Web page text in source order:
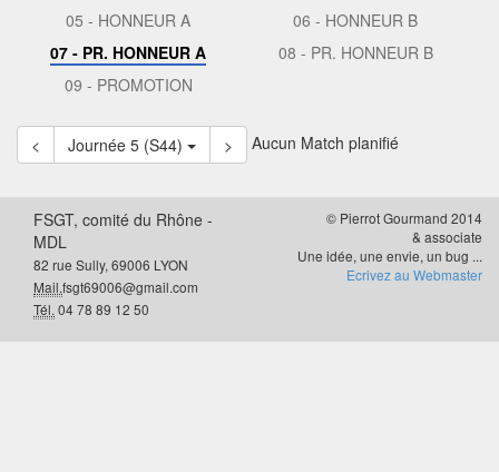
05 - HONNEUR A
06 - HONNEUR B
07 - PR. HONNEUR A
08 - PR. HONNEUR B
09 - PROMOTION
< Journée 5 (S44) > Aucun Match planifié
FSGT, comité du Rhône -
MDL
82 rue Sully, 69006 LYON
Mail.fsgt69006@gmail.com
Tél. 04 78 89 12 50
© Pierrot Gourmand 2014
& associate
Une idée, une envie, un bug ...
Ecrivez au Webmaster